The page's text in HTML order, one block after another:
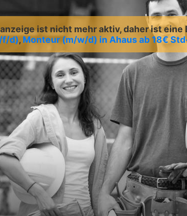
ist nicht mehr aktiv, daher ist
f/d), Monteur (m/w/d) in Ahaus ab 18€